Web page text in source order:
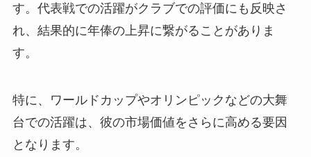
す。代表戦での活躍がクラブでの評価にも反映さ
れ、結果的に年俸の上昇に繋がることがありま
す。
特に、ワールドカップやオリンピックなどの大舞
台での活躍は、彼の市場価値をさらに高める要因
となります。